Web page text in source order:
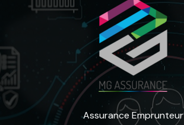
Assurance Emprunteur